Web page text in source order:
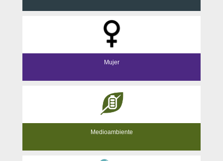
Mujer
Medioambiente